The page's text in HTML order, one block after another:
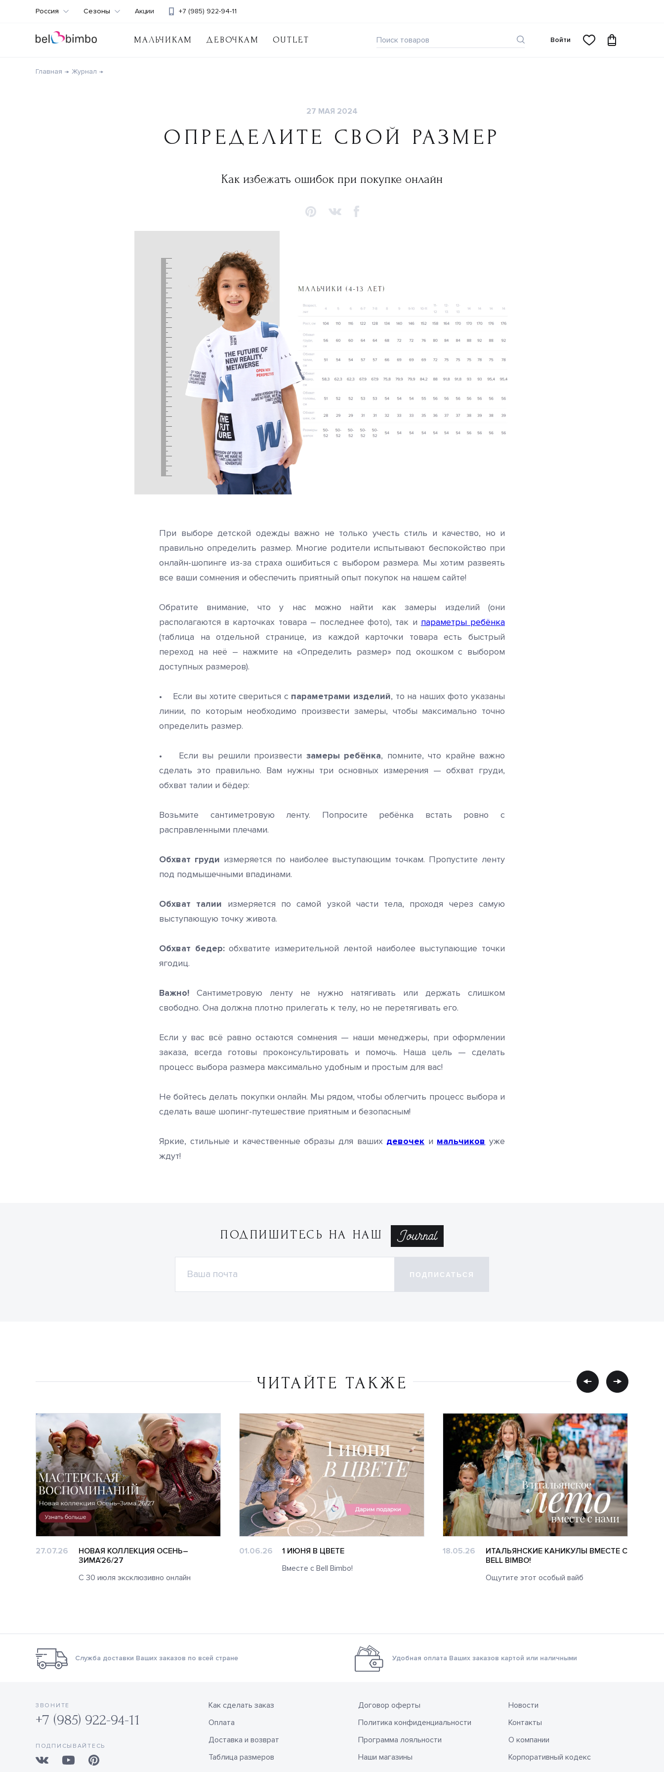
МАЛЬЧИКАМ ДЕВОЧКАМ OUTLET
+7 (985) 922-94-11
Россия Сезоны Акции
Войти
Главная Журнал
27 МАЯ 2024
ОПРЕДЕЛИТЕ СВОЙ РАЗМЕР
Как избежать ошибок при покупке онлайн
При выборе детской одежды важно не только учесть стиль и качество, но и
правильно определить размер. Многие родители испытывают беспокойство при
онлайн-шопинге из-за страха ошибиться с выбором размера. Мы хотим развеять
все ваши сомнения и обеспечить приятный опыт покупок на нашем сайте!
Обратите внимание, что у нас можно найти как замеры изделий (они
располагаются в карточках товара – последнее фото), так и параметры ребёнка
(таблица на отдельной странице, из каждой карточки товара есть быстрый
переход на неё – нажмите на «Определить размер» под окошком с выбором
доступных размеров).
• Если вы хотите свериться с параметрами изделий, то на наших фото указаны
линии, по которым необходимо произвести замеры, чтобы максимально точно
определить размер.
• Если вы решили произвести замеры ребёнка, помните, что крайне важно
сделать это правильно. Вам нужны три основных измерения — обхват груди,
обхват талии и бёдер:
Возьмите сантиметровую ленту. Попросите ребёнка встать ровно с
расправленными плечами.
Обхват груди измеряется по наиболее выступающим точкам. Пропустите ленту
под подмышечными впадинами.
Обхват талии измеряется по самой узкой части тела, проходя через самую
выступающую точку живота.
Обхват бедер:обхватите измерительной лентой наиболее выступающие точки
ягодиц.
Важно! Сантиметровую ленту не нужно натягивать или держать слишком
свободно. Она должна плотно прилегать к телу, но не перетягивать его.
Если у вас всё равно остаются сомнения — наши менеджеры, при оформлении
заказа, всегда готовы проконсультировать и помочь. Наша цель — сделать
процесс выбора размера максимально удобным и простым для вас!
Не бойтесь делать покупки онлайн. Мы рядом, чтобы облегчить процесс выбора и
сделать ваше шопинг-путешествие приятным и безопасным!
Яркие, стильные и качественные образы для ваших девочек и мальчиков уже
ждут!
ПОДПИШИТЕСЬ НА НАШ
ПОДПИСАТЬСЯ
ЧИТАЙТЕ ТАКЖЕ
27.07.26
НОВАЯ КОЛЛЕКЦИЯ ОСЕНЬ–
ЗИМА’26/27
С 30 июля эксклюзивно онлайн
01.06.26
1 ИЮНЯ В ЦВЕТЕ
Вместе с Bell Bimbo!
18.05.26
ИТАЛЬЯНСКИЕ КАНИКУЛЫ ВМЕСТЕ С
BELL BIMBO!
Ощутите этот особый вайб
Служба доставки Ваших заказов по всей стране Удобная оплата Ваших заказов картой или наличными
ЗВОНИТЕ
+7 (985) 922-94-11
ПОДПИСЫВАЙТЕСЬ
Как сделать заказ
Оплата
Доставка и возврат
Таблица размеров
Договор оферты
Политика конфиденциальности
Программа лояльности
Наши магазины
Новости
Контакты
О компании
Корпоративный кодекс